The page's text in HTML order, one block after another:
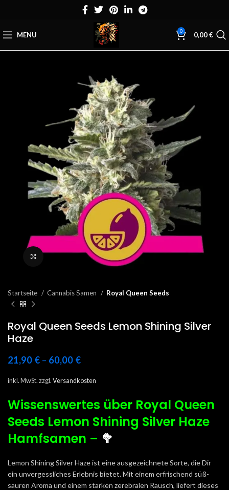
MENU 0 0,00€
Click to enlarge
Startseite Cannabis Samen Royal Queen Seeds
Royal Queen Seeds Lemon Shining Silver
Haze
21,90 € – 60,00 €
inkl. MwSt. zzgl. Versandkosten
Wissenswertes über Royal Queen
Seeds Lemon Shining Silver Haze
Hamfsamen – 🥦
Lemon Shining Silver Haze ist eine ausgezeichnete Sorte, die Dir
ein unvergessliches Erlebnis bietet. Mit einem erfrischend süß-
sauren Aroma und einem starken zerebralen Rausch, liefert dieses